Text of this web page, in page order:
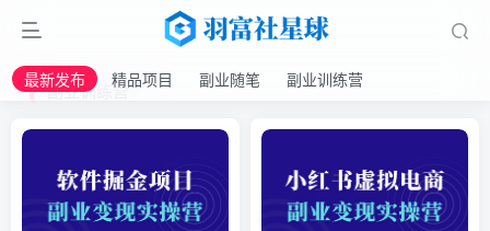
副业训练营
最新发布 精品项目 副业随笔 副业训练营